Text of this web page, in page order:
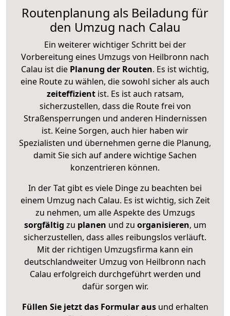
Routenplanung als Beiladung für
den Umzug nach Calau
Ein weiterer wichtiger Schritt bei der
Vorbereitung eines Umzugs von Heilbronn nach
Calau ist die Planung der Routen. Es ist wichtig,
eine Route zu wählen, die sowohl sicher als auch
zeiteffizientist. Es ist auch ratsam,
sicherzustellen, dass die Route frei von
Straßensperrungen und anderen Hindernissen
ist. Keine Sorgen, auch hier haben wir
Spezialisten und übernehmen gerne die Planung,
damit Sie sich auf andere wichtige Sachen
konzentrieren können.
In der Tat gibt es viele Dinge zu beachten bei
einem Umzug nach Calau. Es ist wichtig, sich Zeit
zu nehmen, um alle Aspekte des Umzugs
sorgfältig zu planen und zu organisieren, um
sicherzustellen, dass alles reibungslos verläuft.
Mit der richtigen Umzugsfirma kann ein
deutschlandweiter Umzug von Heilbronn nach
Calau erfolgreich durchgeführt werden und
dafür sorgen wir.
Füllen Sie jetzt das Formular ausund erhalten